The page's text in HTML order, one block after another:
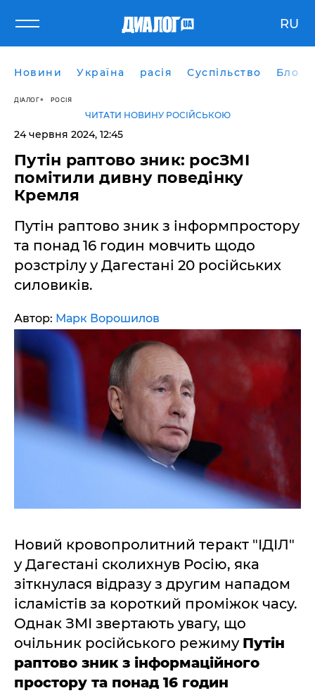
RU
Новини Україна расія Суспільство Блоги
ДІАЛОГ РОСІЯ
ЧИТАТИ НОВИНУ РОСІЙСЬКОЮ
24 червня 2024, 12:45
Путін раптово зник: росЗМІ
помітили дивну поведінку
Кремля
Путін раптово зник з інформпростору
та понад 16 годин мовчить щодо
розстрілу у Дагестані 20 російських
силовиків.
Автор: Марк Ворошилов
Новий кровопролитний теракт "ІДІЛ"
у Дагестані сколихнув Росію, яка
зіткнулася відразу з другим нападом
ісламістів за короткий проміжок часу.
Однак ЗМІ звертають увагу, що
очільник російського режиму Путін
раптово зник з інформаційного
простору та понад 16 годин